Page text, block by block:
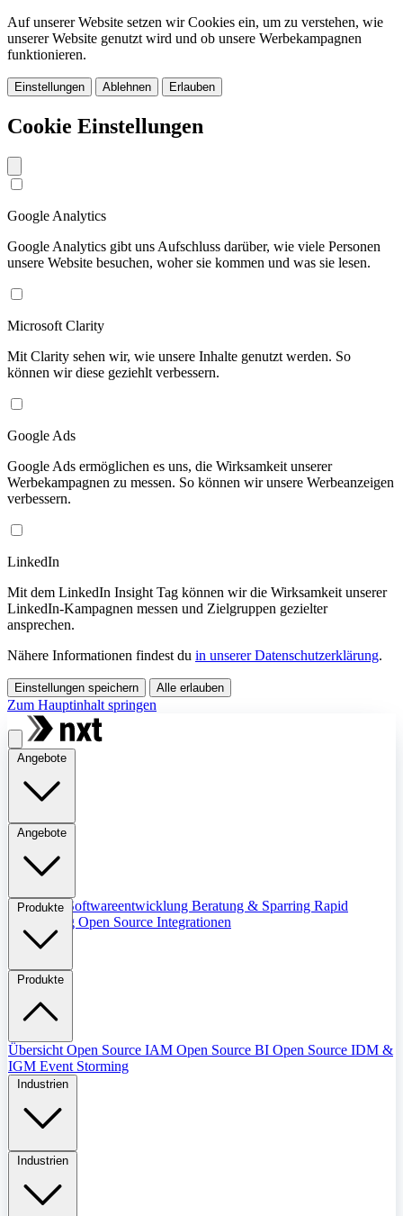
Auf unserer Website setzen wir Cookies ein, um zu verstehen, wie
unserer Website genutzt wird und ob unsere Werbekampagnen
funktionieren.
Einstellungen Ablehnen Erlauben
Cookie Einstellungen
Google Analytics
Google Analytics gibt uns Aufschluss darüber, wie viele Personen
unsere Website besuchen, woher sie kommen und was sie lesen.
Microsoft Clarity
Mit Clarity sehen wir, wie unsere Inhalte genutzt werden. So
können wir diese geziehlt verbessern.
Google Ads
Google Ads ermöglichen es uns, die Wirksamkeit unserer
Werbekampagnen zu messen. So können wir unsere Werbeanzeigen
verbessern.
LinkedIn
Mit dem LinkedIn Insight Tag können wir die Wirksamkeit unserer
LinkedIn-Kampagnen messen und Zielgruppen gezielter
ansprechen.
Nähere Informationen findest du in unserer Datenschutzerklärung.
Einstellungen speichern Alle erlauben
Zum Hauptinhalt springen
Angebote
Angebote
Übersicht Softwareentwicklung Beratung & Sparring Rapid
Prototyping Open Source Integrationen
Produkte
Produkte
Übersicht Open Source IAM Open Source BI Open Source IDM &
IGM Event Storming
Industrien
Industrien